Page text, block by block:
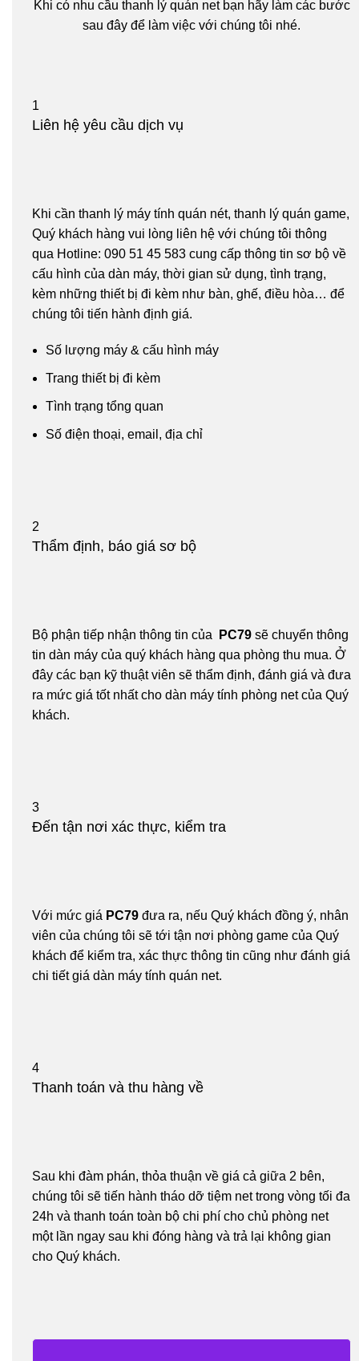
Khi có nhu cầu thanh lý quán net bạn hãy làm các bước
sau đây để làm việc với chúng tôi nhé.
1
Liên hệ yêu cầu dịch vụ
Khi cần thanh lý máy tính quán nét, thanh lý quán game,
Quý khách hàng vui lòng liên hệ với chúng tôi thông
qua Hotline: 090 51 45 583 cung cấp thông tin sơ bộ về
cấu hình của dàn máy, thời gian sử dụng, tình trạng,
kèm những thiết bị đi kèm như bàn, ghế, điều hòa… để
chúng tôi tiến hành định giá.
Số lượng máy & cấu hình máy
Trang thiết bị đi kèm
Tình trạng tổng quan
Số điện thoại, email, địa chỉ
2
Thẩm định, báo giá sơ bộ
Bộ phận tiếp nhận thông tin của PC79 sẽ chuyển thông
tin dàn máy của quý khách hàng qua phòng thu mua. Ở
đây các bạn kỹ thuật viên sẽ thẩm định, đánh giá và đưa
ra mức giá tốt nhất cho dàn máy tính phòng net của Quý
khách.
3
Đến tận nơi xác thực, kiểm tra
Với mức giá PC79 đưa ra, nếu Quý khách đồng ý, nhân
viên của chúng tôi sẽ tới tận nơi phòng game của Quý
khách để kiểm tra, xác thực thông tin cũng như đánh giá
chi tiết giá dàn máy tính quán net.
4
Thanh toán và thu hàng về
Sau khi đàm phán, thỏa thuận về giá cả giữa 2 bên,
chúng tôi sẽ tiến hành tháo dỡ tiệm net trong vòng tối đa
24h và thanh toán toàn bộ chi phí cho chủ phòng net
một lần ngay sau khi đóng hàng và trả lại không gian
cho Quý khách.